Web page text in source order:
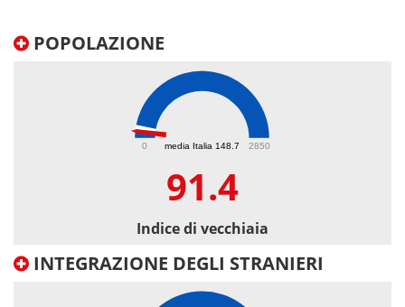
POPOLAZIONE
media Italia 148.7
0 2850
91.4
Indice di vecchiaia
INTEGRAZIONE DEGLI STRANIERI